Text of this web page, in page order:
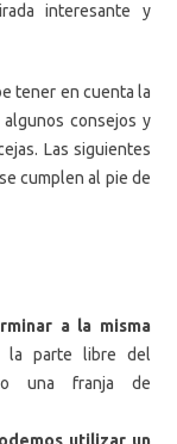
interesante y
tener en cuenta la
consejos y
Las siguientes
cumplen al pie de
a la misma
la parte libre del
una franja de